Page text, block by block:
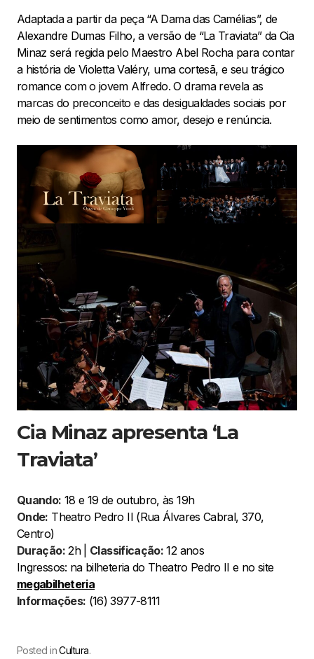
Adaptada a partir da peça “A Dama das Camélias”, de
Alexandre Dumas Filho, a versão de “La Traviata” da Cia
Minaz será regida pelo Maestro Abel Rocha para contar
a história de Violetta Valéry, uma cortesã, e seu trágico
romance com o jovem Alfredo. O drama revela as
marcas do preconceito e das desigualdades sociais por
meio de sentimentos como amor, desejo e renúncia.
Cia Minaz apresenta ‘La
Traviata’
Quando: 18 e 19 de outubro, às 19h
Onde: Theatro Pedro II (Rua Álvares Cabral, 370,
Centro)
Duração:2h | Classificação: 12 anos
Ingressos: na bilheteria do Theatro Pedro II e no site
megabilheteria
Informações: (16) 3977-8111
Posted inCultura.